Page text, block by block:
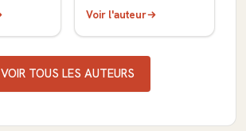
Voir l'auteur
VOIR TOUS LES AUTEURS